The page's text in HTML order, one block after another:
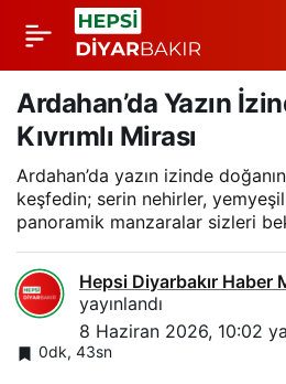
Ardahan’da Yazın
Kıvrımlı Mirası
Ardahan’da yazın izinde doğanın
keşfedin; serin nehirler,
panoramik manzaralar sizleri
Hepsi Diyarbakır Haber
yayınlandı
8 Haziran 2026, 10:02
0dk, 43sn
Karlı Zorlukların
Ardından Yollar Tekrar
Açıldı: Tekman’de
Haziran Mücadelesi